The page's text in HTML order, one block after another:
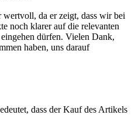
da er zeigt, dass wir bei
noch klarer auf die relevanten
dürfen. Vielen Dank,
haben, uns darauf
dass der Kauf des Artikels